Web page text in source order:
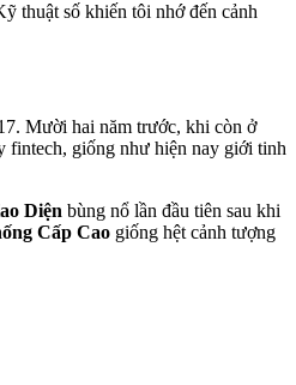
thuật số khiến tôi nhớ đến cảnh
Mười hai năm trước, khi còn ở
fintech, giống như hiện nay giới tinh
Diện bùng nổ lần đầu tiên sau khi
Cấp Cao giống hệt cảnh tượng